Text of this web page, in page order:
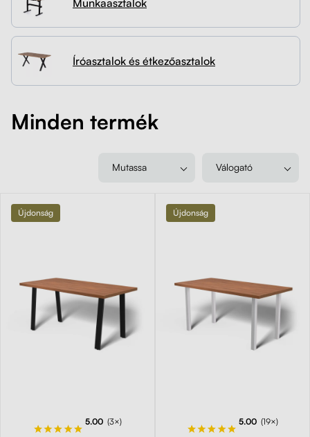
Kerekek
Kábelrendező
Zárható fiók
Fa monitor állványok
Kapcsolat
Íróasztalok és étkezőasztalok
Minden termék
Válogató
Mutassa
Újdonság
5.00 (3×)
Újdonság
5.00 (19×)